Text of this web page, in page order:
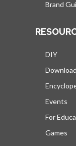
Brand
DIY
Events
For
Games